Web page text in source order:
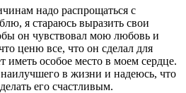
надо распрощаться с
я стараюсь выразить свои
он чувствовал мою любовь и
ценю все, что он сделал для
иметь особое место в моем сердце.
в жизни и надеюсь, что
его счастливым.